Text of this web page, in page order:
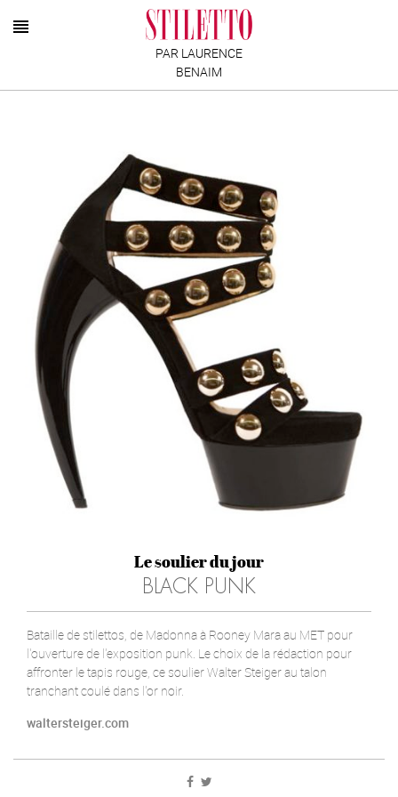
PAR LAURENCE
BENAIM
Le soulier du jour
BLACK PUNK
Bataille de stilettos, de Madonna à Rooney Mara au MET pour
l'ouverture de l'exposition punk. Le choix de la rédaction pour
affronter le tapis rouge, ce soulier Walter Steiger au talon
tranchant coulé dans l'or noir.
waltersteiger.com